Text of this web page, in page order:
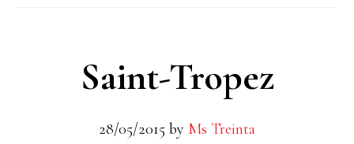
Saint-Tropez
28/05/2015 by Ms Treinta